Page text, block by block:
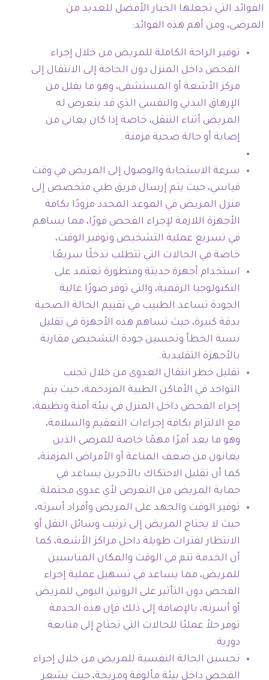
الفوائد التي تجعلها الخيار الأفضل للعديد من
المرضى، ومن أهم هذه الفوائد:
توفير الراحة الكاملة للمريض من خلال إجراء
الفحص داخل المنزل دون الحاجة إلى الانتقال إلى
مركز الأشعة أو المستشفى، وهو ما يقلل من
الإرهاق البدني والنفسي الذي قد يتعرض له
المريض أثناء التنقل، خاصة إذا كان يعاني من
إصابة أو حالة صحية مزمنة.
سرعة الاستجابة والوصول إلى المريض في وقت
قياسي، حيث يتم إرسال فريق طبي متخصص إلى
منزل المريض في الموعد المحدد مزودًا بكافة
الأجهزة اللازمة لإجراء الفحص فورًا، مما يساهم
في تسريع عملية التشخيص وتوفير الوقت،
خاصة في الحالات التي تتطلب تدخلًا سريعًا.
استخدام أجهزة حديثة ومتطورة تعتمد على
التكنولوجيا الرقمية، والتي توفر صورًا عالية
الجودة تساعد الطبيب في تقييم الحالة الصحية
بدقة كبيرة، حيث تساهم هذه الأجهزة في تقليل
نسبة الخطأ وتحسين جودة التشخيص مقارنة
بالأجهزة التقليدية.
تقليل خطر انتقال العدوى من خلال تجنب
التواجد في الأماكن الطبية المزدحمة، حيث يتم
إجراء الفحص داخل المنزل في بيئة آمنة ونظيفة،
مع الالتزام بكافة إجراءات التعقيم والسلامة،
وهو ما يعد أمرًا مهمًا خاصة للمرضى الذين
يعانون من ضعف المناعة أو الأمراض المزمنة،
كما أن تقليل الاحتكاك بالآخرين يساعد في
حماية المريض من التعرض لأي عدوى محتملة.
توفير الوقت والجهد على المريض وأفراد أسرته،
حيث لا يحتاج المريض إلى ترتيب وسائل النقل أو
الانتظار لفترات طويلة داخل مراكز الأشعة، كما
أن الخدمة تتم في الوقت والمكان المناسبين
للمريض، مما يساعد في تسهيل عملية إجراء
الفحص دون التأثير على الروتين اليومي للمريض
أو أسرته، بالإضافة إلى ذلك فإن هذه الخدمة
توفر حلاً عمليًا للحالات التي تحتاج إلى متابعة
دورية.
تحسين الحالة النفسية للمريض من خلال إجراء
الفحص داخل بيئة مألوفة ومريحة، حيث يشعر